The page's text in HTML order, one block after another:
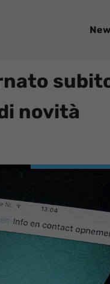
novità